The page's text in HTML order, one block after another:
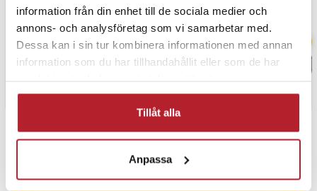
information från din enhet till de sociala medier och
annons- och analysföretag som vi samarbetar med.
Dessa kan i sin tur kombinera informationen med annan
information som du har tillhandahållit eller som de har
Tillåt alla
Anpassa
PRISGARANTI
UTFÖRSÄLJNING